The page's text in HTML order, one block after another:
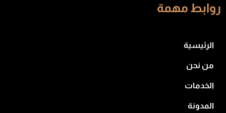
روابط مهمة
الرئيسية
من نحن
الخدمات
المدونة